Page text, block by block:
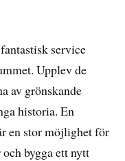
service
Upplev de
av grönskande
historia. En
en stor möjlighet för
bygga ett nytt